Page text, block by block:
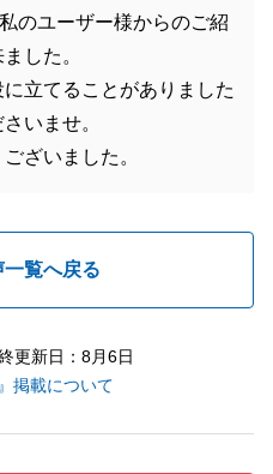
のユーザー様からのご紹
した。
立てることがありました
いませ。
ざいました。
覧へ戻る
更新日：8月6日
掲載について